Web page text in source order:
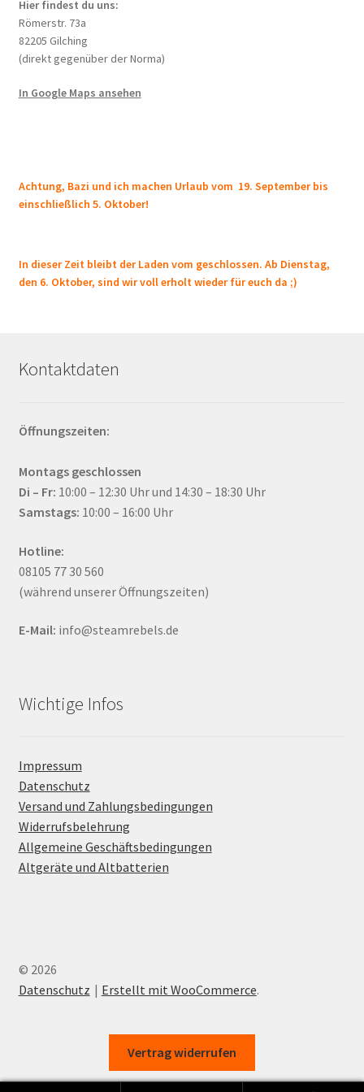
Hier findest du uns:
Römerstr. 73a
82205 Gilching
(direkt gegenüber der Norma)
In Google Maps ansehen
Achtung, Bazi und ich machen Urlaub vom 19. September bis
einschließlich 5. Oktober!
In dieser Zeit bleibt der Laden vom geschlossen. Ab Dienstag,
den 6. Oktober, sind wir voll erholt wieder für euch da ;)
Kontaktdaten
Öffnungszeiten:
Montags geschlossen
Di – Fr: 10:00 – 12:30 Uhr und 14:30 – 18:30 Uhr
Samstags: 10:00 – 16:00 Uhr
Hotline:
08105 77 30 560
(während unserer Öffnungszeiten)
E-Mail: info@steamrebels.de
Wichtige Infos
Impressum
Datenschutz
Versand und Zahlungsbedingungen
Widerrufsbelehrung
Allgemeine Geschäftsbedingungen
Altgeräte und Altbatterien
© 2026
Datenschutz
Erstellt mit WooCommerce.
Vertrag widerrufen